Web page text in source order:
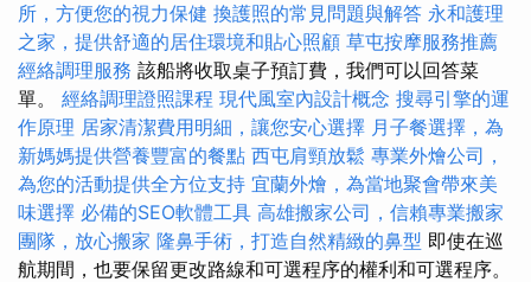
所，方便您的視力保健 換護照的常見問題與解答 永和護理
之家，提供舒適的居住環境和貼心照顧 草屯按摩服務推薦
經絡調理服務 該船將收取桌子預訂費，我們可以回答菜
單。 經絡調理證照課程 現代風室內設計概念 搜尋引擎的運
作原理 居家清潔費用明細，讓您安心選擇 月子餐選擇，為
新媽媽提供營養豐富的餐點 西屯肩頸放鬆 專業外燴公司，
為您的活動提供全方位支持 宜蘭外燴，為當地聚會帶來美
味選擇 必備的SEO軟體工具 高雄搬家公司，信賴專業搬家
團隊，放心搬家 隆鼻手術，打造自然精緻的鼻型 即使在巡
航期間，也要保留更改路線和可選程序的權利和可選程序。